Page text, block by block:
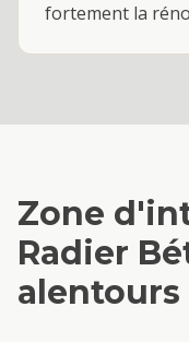
fortement la
Zone
Radier
alentours